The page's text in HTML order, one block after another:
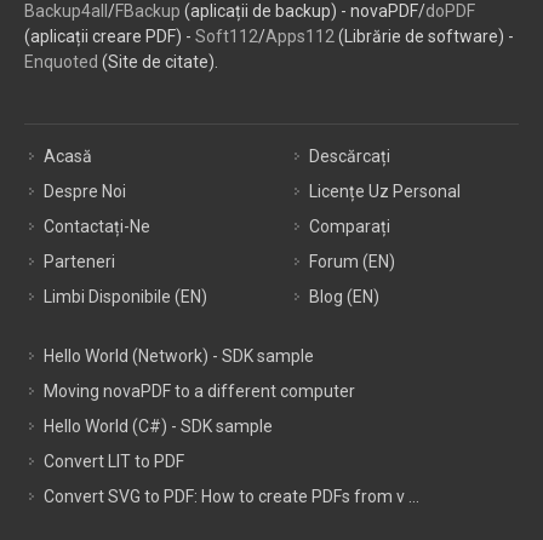
Backup4all /FBackup (aplicații de backup) - novaPDF/doPDF
(aplicații creare PDF) - Soft112/Apps112 (Librărie de software) -
Enquoted (Site de citate).
Acasă
Despre Noi
Contactați-Ne
Parteneri
Limbi Disponibile (EN)
Descărcați
Licențe Uz Personal
Comparați
Forum (EN)
Blog (EN)
Hello World (Network) - SDK sample
Moving novaPDF to a different computer
Hello World (C#) - SDK sample
Convert LIT to PDF
Convert SVG to PDF: How to create PDFs from v ...